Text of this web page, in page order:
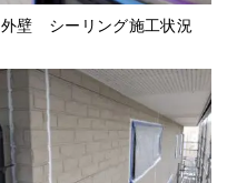
外壁 シーリング施工状況